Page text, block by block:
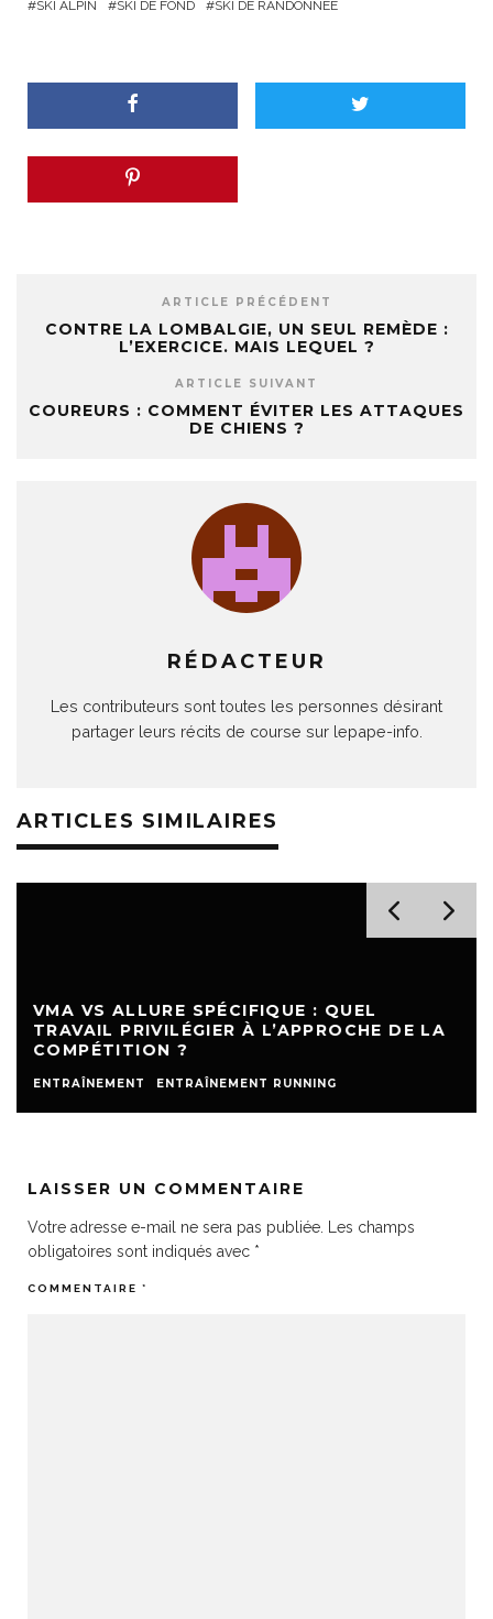
SKI ALPIN SKI DE FOND SKI DE RANDONNÉE
ARTICLE PRÉCÉDENT
CONTRE LA LOMBALGIE, UN SEUL REMÈDE :
L’EXERCICE. MAIS LEQUEL ?
ARTICLE SUIVANT
COUREURS : COMMENT ÉVITER LES ATTAQUES
DE CHIENS ?
RÉDACTEUR
Les contributeurs sont toutes les personnes désirant
partager leurs récits de course sur lepape-info.
ARTICLES SIMILAIRES
VMA VS ALLURE SPÉCIFIQUE : QUEL
TRAVAIL PRIVILÉGIER À L’APPROCHE DE LA
COMPÉTITION ?
ENTRAÎNEMENT ENTRAÎNEMENT RUNNING
LAISSER UN COMMENTAIRE
Votre adresse e-mail ne sera pas publiée.
Les champs
obligatoires sont indiqués avec *
COMMENTAIRE *